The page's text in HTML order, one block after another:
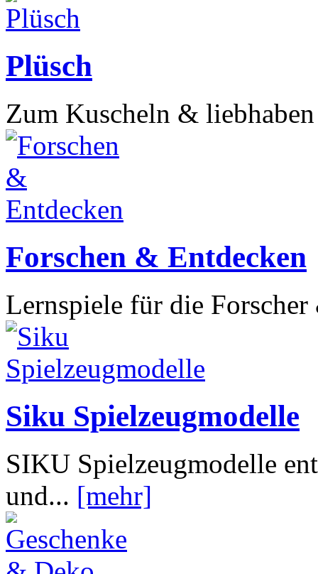
Plüsch
Zum Kuscheln &
Forschen & Entdecken
Lernspiele für die
Siku Spielzeugmodelle
SIKU Spielzeugmodelle
und... [mehr]